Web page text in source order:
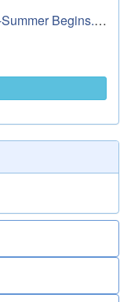
明
について、
について)
４）質疑応答
生徒又は保護者
Seiran English Journal 2026 6月号-Summer Begins.pdf